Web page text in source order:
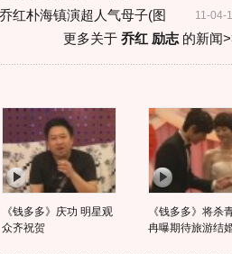
11-04-
红朴海镇演超人气母子(图
更多关于 乔红 励志的新闻
《钱多多》庆功 明星观
众齐祝贺
《钱多多》将杀
冉曝期待旅游结